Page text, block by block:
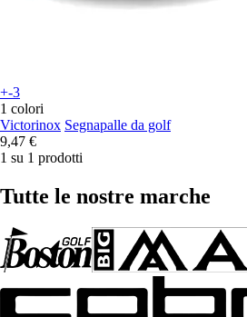
+-3
1 colori
Victorinox Segnapalle da golf
9,47 €
1 su 1 prodotti
Tutte le nostre marche